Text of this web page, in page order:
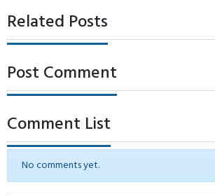
Related Posts
Post Comment
Comment List
No comments yet.